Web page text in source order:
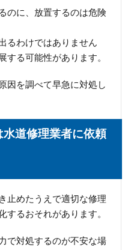
のに、放置するのは危険
るわけではありません
する可能性があります。
因を調べて早急に対処し
道修理業者に依頼
止めたうえで適切な修理
するおそれがあります。
で対処するのが不安な場